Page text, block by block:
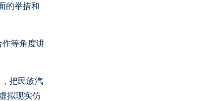
的举措和
等角度讲
把民族汽
拟现实仿